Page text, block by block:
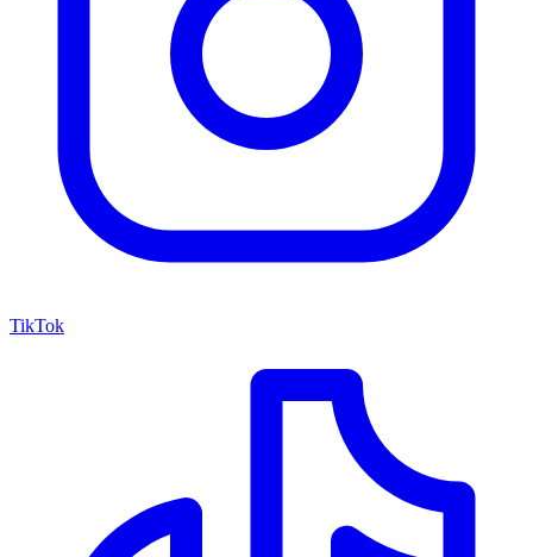
TikTok